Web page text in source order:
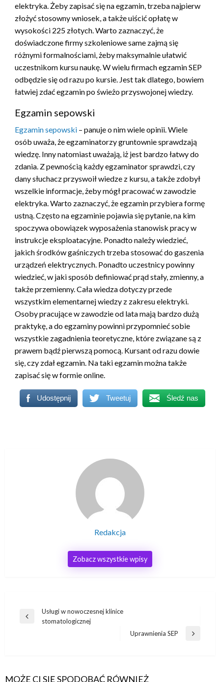
elektryka. Żeby zapisać się na egzamin, trzeba najpierw
złożyć stosowny wniosek, a także uiścić opłatę w
wysokości 225 złotych. Warto zaznaczyć, że
doświadczone firmy szkoleniowe same zajmą się
różnymi formalnościami, żeby maksymalnie ułatwić
uczestnikom kursu naukę. W wielu firmach egzamin SEP
odbędzie się od razu po kursie. Jest tak dlatego, bowiem
łatwiej zdać egzamin po świeżo przyswojonej wiedzy.
Egzamin sepowski
Egzamin sepowski – panuje o nim wiele opinii. Wiele
osób uważa, że egzaminatorzy gruntownie sprawdzają
wiedzę. Inny natomiast uważają, iż jest bardzo łatwy do
zdania. Z pewnością każdy egzaminator sprawdzi, czy
dany słuchacz przyswoił wiedze z kursu, a także zdobył
wszelkie informacje, żeby mógł pracować w zawodzie
elektryka. Warto zaznaczyć, że egzamin przybiera formę
ustną. Często na egzaminie pojawia się pytanie, na kim
spoczywa obowiązek wyposażenia stanowisk pracy w
instrukcje eksploatacyjne. Ponadto należy wiedzieć,
jakich środków gaśniczych trzeba stosować do gaszenia
urządzeń elektrycznych. Ponadto uczestnicy powinny
wiedzieć, w jaki sposób definiować prąd stały, zmienny, a
także przemienny. Cała wiedza dotyczy przede
wszystkim elementarnej wiedzy z zakresu elektryki.
Osoby pracujące w zawodzie od lata mają bardzo dużą
praktykę, a do egzaminy powinni przypomnieć sobie
wszystkie zagadnienia teoretyczne, które związane są z
prawem bądź pierwszą pomocą. Kursant od razu dowie
się, czy zdał egzamin. Na taki egzamin można także
zapisać się w formie online.
Udostępnij Tweetuj Śledź nas
Redakcja
Zobacz wszystkie wpisy
Nawigacja
wpisu
Poprzedni
Usługi w nowoczesnej klinice
stomatologicznej
Następny
Uprawnienia SEP
MOŻE CI SIĘ SPODOBAĆ RÓWNIEŻ